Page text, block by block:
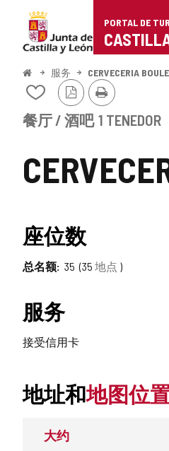
Portal
de
Turismo
Castilla
León
PORTAL DE
开
始
服务 CERVECERIA
从
的
笔
本
中
除
PDF
版
本
打
印
TIPO
餐厅 / 酒吧 1 TENEDOR
座位数
总名额 35 35 地点
服务
接受信用卡
地址和地图位
大约